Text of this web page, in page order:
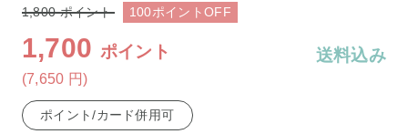
1,800ポイント 100ポイントOFF
1,700 ポイント
(7,650 円)
送料込み
ポイント/カード併用可